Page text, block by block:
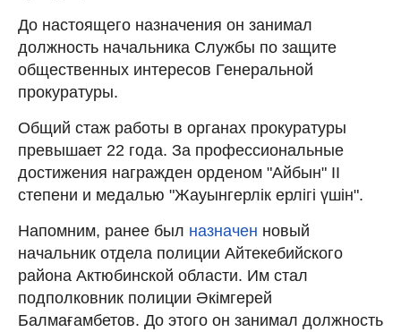
До настоящего назначения он занимал
должность начальника Службы по защите
общественных интересов Генеральной
прокуратуры.
Общий стаж работы в органах прокуратуры
превышает 22 года. За профессиональные
достижения награжден орденом "Айбын" II
степени и медалью "Жауынгерлік ерлігі үшін".
Напомним, ранее был назначен новый
начальник отдела полиции Айтекебийского
района Актюбинской области. Им стал
подполковник полиции Әкімгерей
Балмағамбетов. До этого он занимал должность